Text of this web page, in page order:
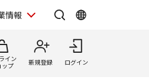
情報
イン
ップ
新規登録 ログイン